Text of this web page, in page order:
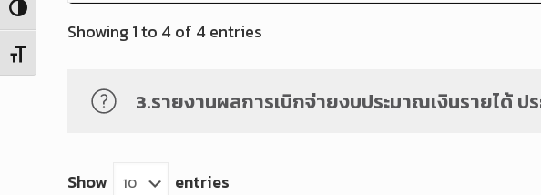
Toggle High Contrast
Toggle Font size
Showing 1 to 4 of 4 entries
3.รายงานผลการเบิกจ่ายงบประมาณเงินรายได้ ป
Show entries